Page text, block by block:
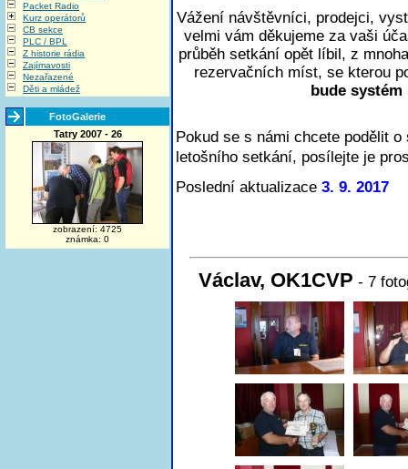
Packet Radio
Kurz operátorů
CB sekce
PLC / BPL
Z historie rádia
Zajímavosti
Nezařazené
Děti a mládež
FotoGalerie
Tatry 2007 - 26
zobrazení: 4725
známka: 0
Vážení návštěvníci, prodejci,
velmi vám děkujeme za vaši
průběh setkání opět líbil, z
rezervačních míst, se kterou
bude systém
Pokud se s námi chcete podělit
letošního setkání, posílejte je
Poslední aktualizace 3. 9. 2017
Václav, OK1CVP - 7